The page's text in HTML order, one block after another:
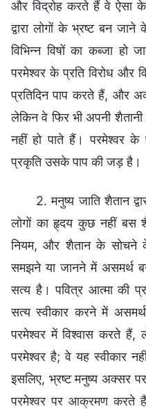
और विद्रोह करते हैं वे ऐसा
द्वारा लोगों के भ्रष्ट बन
विभिन्न विषों का कब्जा
परमेश्वर के प्रति विरोध और
प्रतिदिन पाप करते हैं, और
लेकिन वे फिर भी अपनी
नहीं हो पाते हैं। परमेश्वर के
प्रकृति उसके पाप की जड़ है।
2. मनुष्य जाति शैतान
लोगों का हृ्दय कुछ नहीं बस
नियम, और शैतान के सोचने
समझने या जानने में असमर्थ
सत्य है। पवित्र आत्मा की
सत्य स्वीकार करने में
परमेश्वर में विश्वास करते
परमेश्वर है; वे यह स्वीकार
इसलिए, भ्रष्ट मनुष्य अक्सर
परमेश्वर पर आक्रमण करते